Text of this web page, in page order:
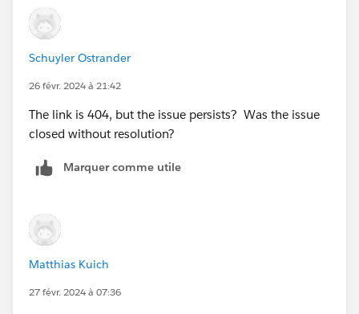
Schuyler Ostrander
26 févr. 2024 à 21:42
The link is 404, but the issue persists? Was the issue
closed without resolution?
Marquer comme utile
Matthias Kuich
27 févr. 2024 à 07:36